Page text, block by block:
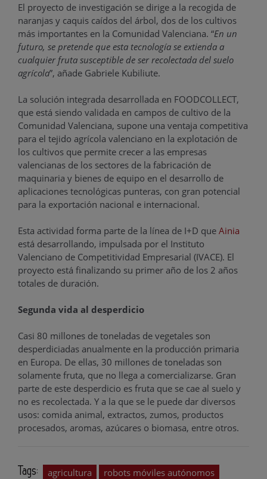
El proyecto de investigación se dirige a la recogida de
naranjas y caquis caídos del árbol, dos de los cultivos
más importantes en la Comunidad Valenciana. “En un
futuro, se pretende que esta tecnología se extienda a
cualquier fruta susceptible de ser recolectada del suelo
agrícola”, añade Gabriele Kubiliute.
La solución integrada desarrollada en FOODCOLLECT,
que está siendo validada en campos de cultivo de la
Comunidad Valenciana, supone una ventaja competitiva
para el tejido agrícola valenciano en la explotación de
los cultivos que permite crecer a las empresas
valencianas de los sectores de la fabricación de
maquinaria y bienes de equipo en el desarrollo de
aplicaciones tecnológicas punteras, con gran potencial
para la exportación nacional e internacional.
Esta actividad forma parte de la línea de I+D que Ainia
está desarrollando, impulsada por el Instituto
Valenciano de Competitividad Empresarial (IVACE). El
proyecto está finalizando su primer año de los 2 años
totales de duración.
Segunda vida al desperdicio
Casi 80 millones de toneladas de vegetales son
desperdiciadas anualmente en la producción primaria
en Europa. De ellas, 30 millones de toneladas son
solamente fruta, que no llega a comercializarse. Gran
parte de este desperdicio es fruta que se cae al suelo y
no es recolectada. Y a la que se le puede dar diversos
usos: comida animal, extractos, zumos, productos
procesados, aromas, azúcares o biomasa, entre otros.
Tags: agricultura
robots móviles autónomos